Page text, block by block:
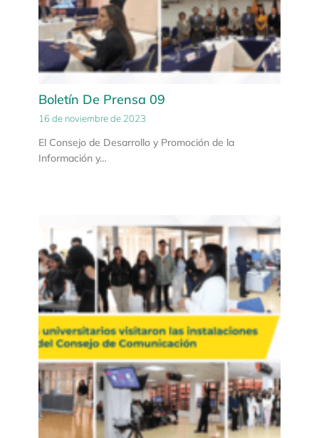
Boletín De Prensa 09
16 de noviembre de 2023
El Consejo de Desarrollo y Promoción de la
Información y…